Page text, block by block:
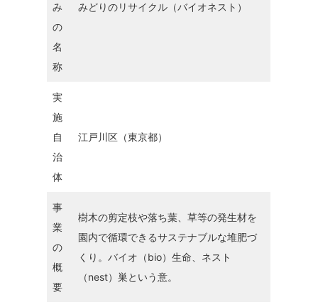
み
の
名
称
みどりのリサイクル（バイオネスト）
実
施
自
治
体
江戸川区（東京都）
事
業
の
概
要
樹木の剪定枝や落ち葉、草等の発生材を
園内で循環できるサステナブルな堆肥づ
くり。バイオ（bio）生命、ネスト
（nest）巣という意。